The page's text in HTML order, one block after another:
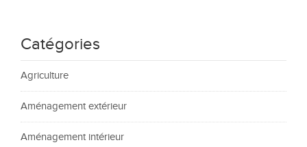
Catégories
Agriculture
Aménagement extérieur
Aménagement intérieur